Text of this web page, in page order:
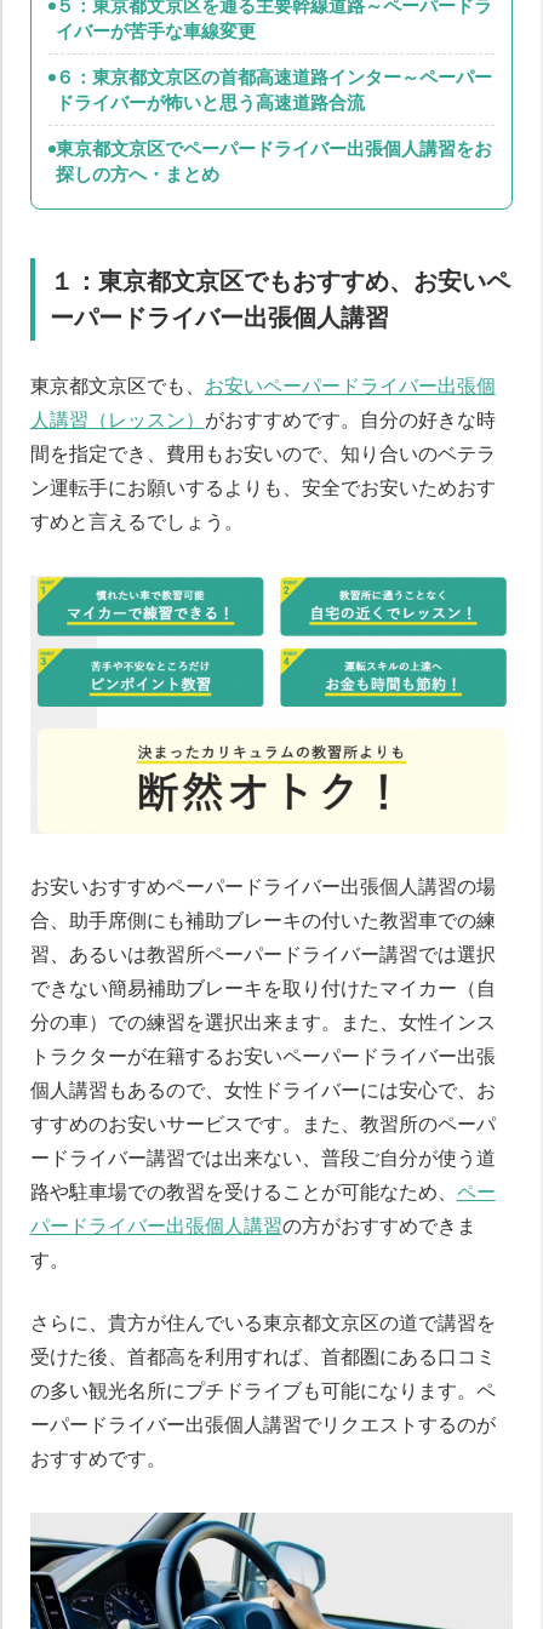
５：東京都文京区を通る主要幹線道路～ペーパードラ
イバーが苦手な車線変更
６：東京都文京区の首都高速道路インター～ペーパー
ドライバーが怖いと思う高速道路合流
東京都文京区でペーパードライバー出張個人講習をお
探しの方へ・まとめ
１：東京都文京区でもおすすめ、お安いペ
ーパードライバー出張個人講習
東京都文京区でも、 お安いペーパードライバー出張個
人講習（レッスン） がおすすめです。自分の好きな時
間を指定でき、費用もお安いので、知り合いのベテラ
ン運転手にお願いするよりも、安全でお安いためおす
すめと言えるでしょう。
お安いおすすめペーパードライバー出張個人講習の場
合、助手席側にも補助ブレーキの付いた教習車での練
習、あるいは教習所ペーパードライバー講習では選択
できない簡易補助ブレーキを取り付けたマイカー（自
分の車）での練習を選択出来ます。また、女性インス
トラクターが在籍するお安いペーパードライバー出張
個人講習もあるので、女性ドライバーには安心で、お
すすめのお安いサービスです。また、教習所のペーパ
ードライバー講習では出来ない、普段ご自分が使う道
路や駐車場での教習を受けることが可能なため、 ペー
パードライバー出張個人講習の方がおすすめできま
す。
さらに、貴方が住んでいる東京都文京区の道で講習を
受けた後、首都高を利用すれば、首都圏にある口コミ
の多い観光名所にプチドライブも可能になります。ペ
ーパードライバー出張個人講習でリクエストするのが
おすすめです。